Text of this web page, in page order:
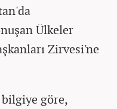
Ülkeler
Zirvesi'ne
göre,